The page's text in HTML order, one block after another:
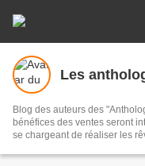
Les
Blog des auteurs des
bénéfices des ventes seront
se chargeant de réaliser les